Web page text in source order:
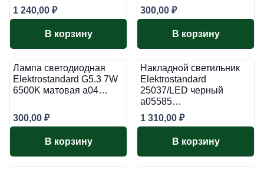
1 240,00 ₽
В корзину
300,00 ₽
В корзину
Лампа светодиодная
Elektrostandard G5.3 7W
6500K матовая a04…
300,00 ₽
В корзину
Накладной светильник
Elektrostandard
25037/LED черный
a05585…
1 310,00 ₽
В корзину